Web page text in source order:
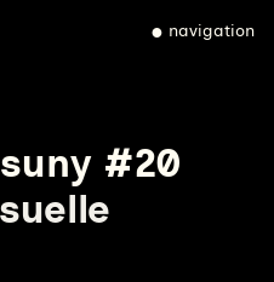
navigation
#20